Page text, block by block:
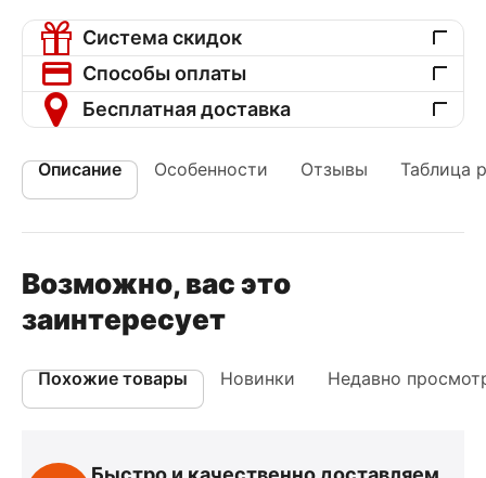
Система скидок
Способы оплаты
Бесплатная доставка
Описание Особенности Отзывы Таблица
Возможно, вас это
заинтересует
Похожие товары Новинки Недавно